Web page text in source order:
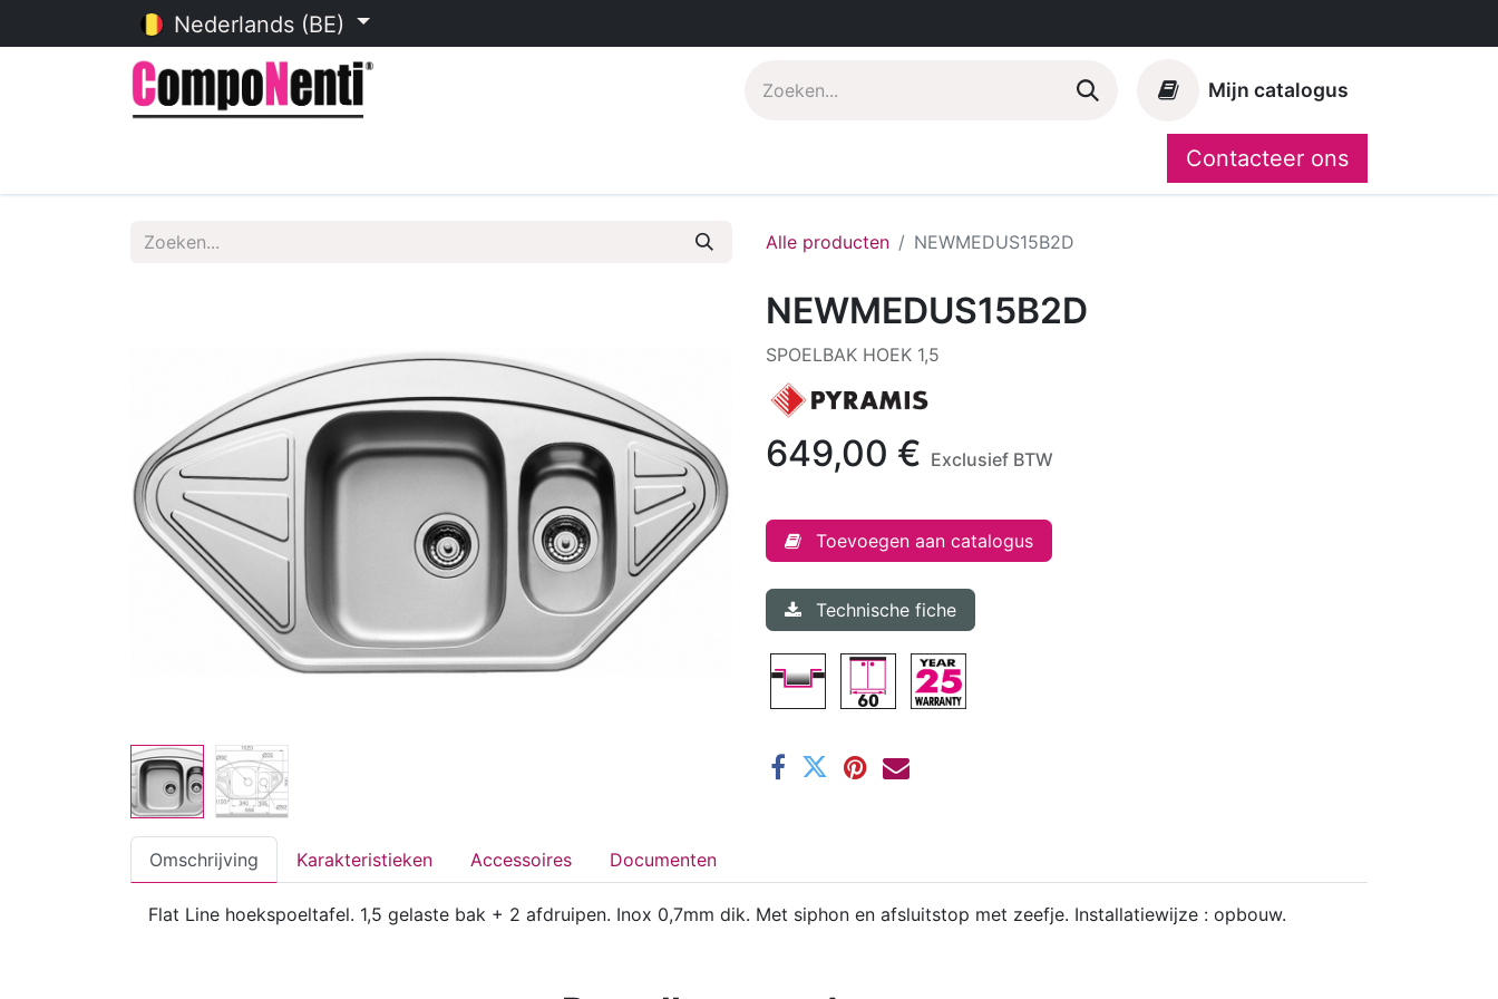
Nederlands (BE)
Mijn catalogus
CompoShop
Contacteer ons
Alle producten NEWMEDUS15B2D
NEWMEDUS15B2D
SPOELBAK HOEK 1,5
649,00 € Exclusief BTW
Toevoegen aan catalogus
Technische fiche
Omschrijving Karakteristieken Accessoires Documenten
Flat Line hoekspoeltafel. 1,5 gelaste bak + 2 afdruipen. Inox 0,7mm dik. Met siphon en afsluitstop met zeefje. Installatiewijze : opbouw.